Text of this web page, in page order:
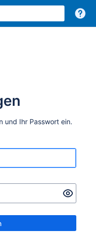
und Ihr Passwort ein.